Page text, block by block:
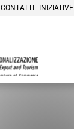
CONTATTI INIZIATIVE